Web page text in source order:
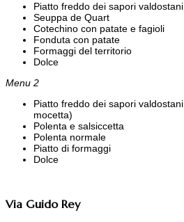
Piatto freddo dei sapori valdostani
Seuppa de Quart
Cotechino con patate e fagioli
Fonduta con patate
Formaggi del territorio
Dolce
Menu 2
Piatto freddo dei sapori
mocetta)
Polenta e salsiccetta
Polenta normale
Piatto di formaggi
Dolce
Via Guido Rey